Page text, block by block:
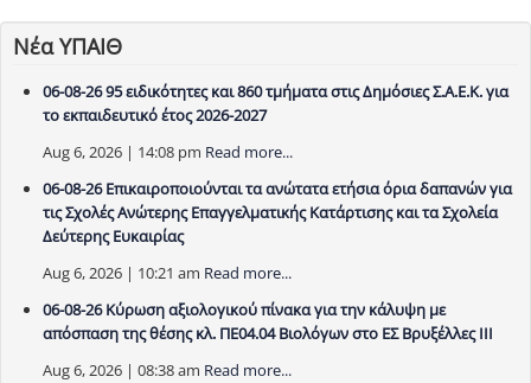
Νέα ΥΠΑΙΘ
06-08-26 95 ειδικότητες και 860 τμήματα στις Δημόσιες Σ.Α.Ε.Κ. για
το εκπαιδευτικό έτος 2026-2027
Aug 6, 2026 | 14:08 pm Read more...
06-08-26 Επικαιροποιούνται τα ανώτατα ετήσια όρια δαπανών για
τις Σχολές Ανώτερης Επαγγελματικής Κατάρτισης και τα Σχολεία
Δεύτερης Ευκαιρίας
Aug 6, 2026 | 10:21 am Read more...
06-08-26 Κύρωση αξιολογικού πίνακα για την κάλυψη με
απόσπαση της θέσης κλ. ΠΕ04.04 Βιολόγων στο ΕΣ Βρυξέλλες ΙΙΙ
Aug 6, 2026 | 08:38 am Read more...